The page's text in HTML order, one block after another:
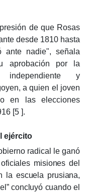
de que Rosas
desde 1810 hasta
ante nadie", señala
aprobación por la
independiente y
a quien el joven
en las elecciones
[5 ].
ejército
radical le ganó
oficiales misiones del
la escuela prusiana,
concluyó cuando el